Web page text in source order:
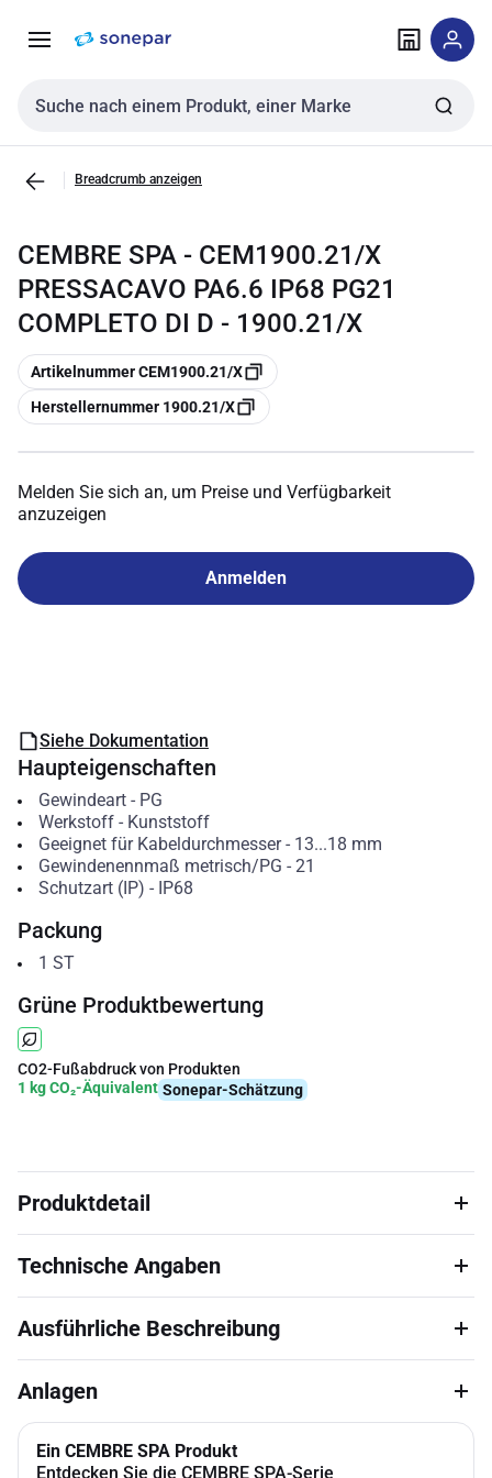
NavigationInhalt
Sucheingabe
Breadcrumb anzeigen
CEMBRE SPA - CEM1900.21/X
PRESSACAVO PA6.6 IP68 PG21
COMPLETO DI D - 1900.21/X
Kopieren
Artikelnummer CEM1900.21/X
Kopieren
Herstellernummer 1900.21/X
Melden Sie sich an, um Preise und Verfügbarkeit
anzuzeigen
Anmelden
Siehe Dokumentation
Haupteigenschaften
Gewindeart- PG
Werkstoff- Kunststoff
Geeignet für Kabeldurchmesser- 13...18 mm
Gewindenennmaß metrisch/PG - 21
Schutzart (IP) - IP68
Packung
1 ST
Grüne Produktbewertung
CO2-Fußabdruck von Produkten
1 kg CO₂-Äquivalent Sonepar-Schätzung
Produktdetail
Technische Angaben
Ausführliche Beschreibung
Anlagen
Ein CEMBRE SPA Produkt
Entdecken Sie die CEMBRE SPA-Serie